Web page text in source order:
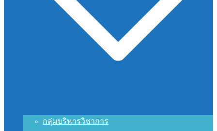
กลุ่มบริหารวิชาการ